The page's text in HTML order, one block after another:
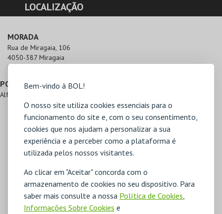
Bem-vindo à BOL!
O nosso site utiliza cookies essenciais para o
funcionamento do site e, com o seu consentimento,
cookies que nos ajudam a personalizar a sua
experiência e a perceber como a plataforma é
utilizada pelos nossos visitantes.
Ao clicar em "Aceitar" concorda com o
armazenamento de cookies no seu dispositivo. Para
saber mais consulte a nossa Política de Cookies,
Informações Sobre Cookies e
LOCALIZAÇÃO
MORADA
Rua de Miragaia, 106
4050-387 Miragaia
Direcções para World of Discoveries
PONTOS DE REFERÊNCIA
Alfândega do Porto